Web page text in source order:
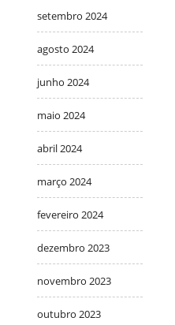
setembro 2024
agosto 2024
junho 2024
maio 2024
abril 2024
março 2024
fevereiro 2024
dezembro 2023
novembro 2023
outubro 2023